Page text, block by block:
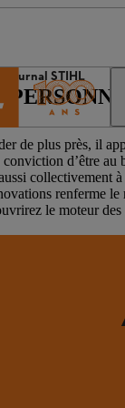
Journal STIHL
de plus près, il
d’être
renferme
le moteur